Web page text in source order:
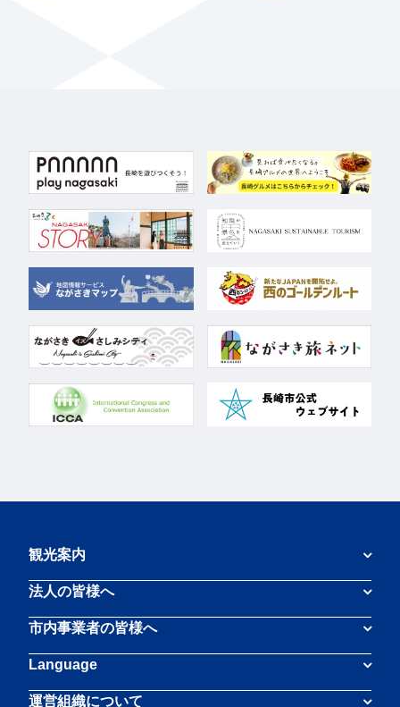
観光案内
法人の皆様へ
市内事業者の皆様へ
Language
運営組織について